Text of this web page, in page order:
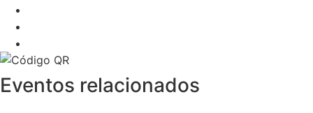
Eventos relacionados